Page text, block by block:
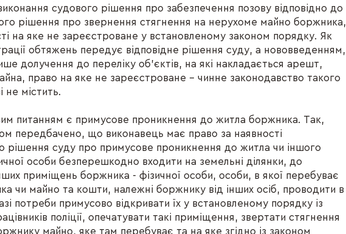
судового рішення про забезпечення позову відповідно до
рішення про звернення стягнення на нерухоме майно боржника,
на яке не зареєстроване у встановленому законом порядку. Як
обтяжень передує відповідне рішення суду, а нововведенням,
долучення до переліку об’єктів, на які накладається арешт,
право на яке не зареєстроване – чинне законодавство такого
не містить.
питанням є примусове проникнення до житла боржника. Так,
передбачено, що виконавець має право за наявності
рішення суду про примусове проникнення до житла чи іншого
особи безперешкодно входити на земельні ділянки, до
приміщень боржника - фізичної особи, особи, в якої перебуває
чи майно та кошти, належні боржнику від інших осіб, проводити в
потреби примусово відкривати їх у встановленому порядку із
поліції, опечатувати такі приміщення, звертати стягнення
майно, яке там перебуває та на яке згідно із законом